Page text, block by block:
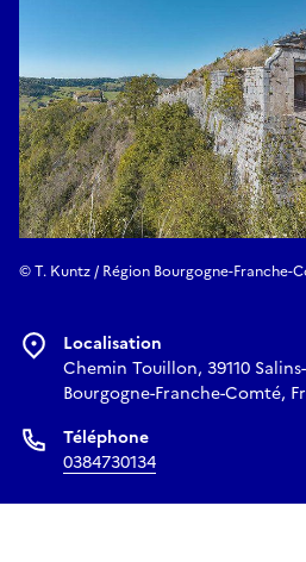
© T. Kuntz / Région Bourgogne-Franche-
Localisation
Chemin Touillon, 39110
Bourgogne-Franche-Comté,
Téléphone
0384730134